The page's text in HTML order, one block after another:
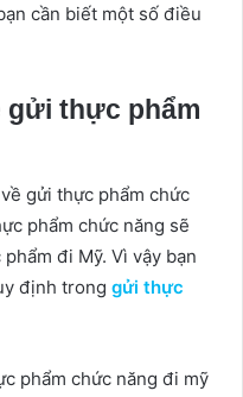
cần biết một số điều
gửi thực phẩm
gửi thực phẩm chức
phẩm chức năng sẽ
đi Mỹ. Vì vậy bạn
định trong gửi thực